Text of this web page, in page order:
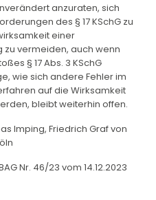
anzuraten, sich
des § 17 KSchG zu
einer
vermeiden, auch wenn
§ 17 Abs. 3 KSchG
wie sich andere Fehler im
auf die Wirksamkeit
bleibt weiterhin offen.
Imping, Friedrich Graf von
Nr. 46/23 vom 14.12.2023